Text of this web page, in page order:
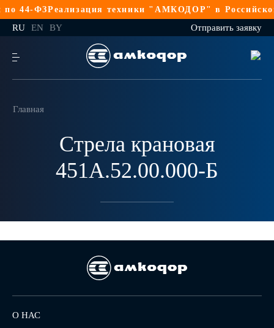
44-ФЗРеализация техники "АМКОДОР" в
RU EN BY Отправить заявку
Главная
Стрела крановая
451А.52.00.000-Б
О НАС